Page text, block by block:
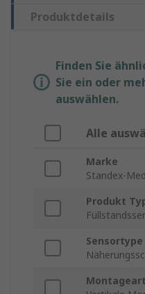
Produktdetails
Finden Sie
Sie ein oder
auswählen.
Alle
Marke
Standex-
Produkt
Sensortype
Montageart